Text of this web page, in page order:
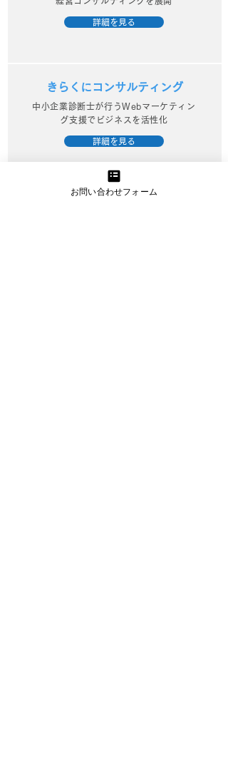
詳細を見る
きらくにコンサルティング
中小企業診断士が行うWebマーケティン
グ支援でビジネスを活性化
詳細を見る
お問い合わせフォーム